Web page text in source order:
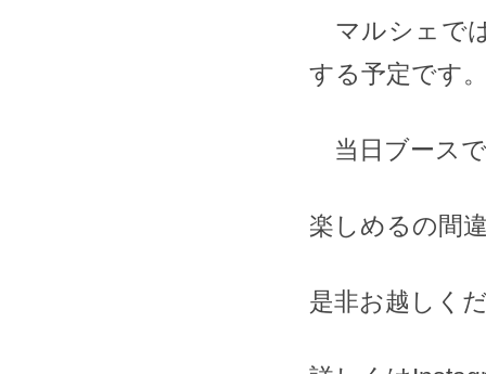
マルシェで
する予定です
当日ブース
楽しめるの間
是非お越しく